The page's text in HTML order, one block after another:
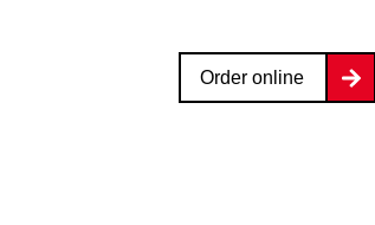
Order online